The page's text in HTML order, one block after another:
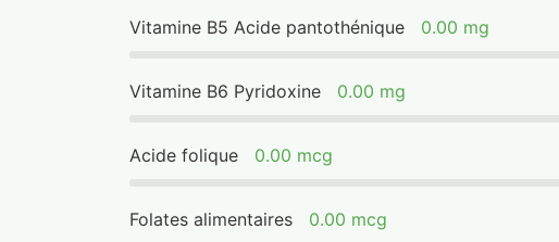
Vitamine B5 Acide pantothénique 0.00 mg
Vitamine B6 Pyridoxine 0.00 mg
Acide folique 0.00 mcg
Folates alimentaires 0.00 mcg